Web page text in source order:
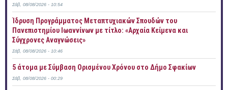
Σάβ, 08/08/2026 - 10:54
Ίδρυση Προγράμματος Μεταπτυχιακών Σπουδών του
Πανεπιστημίου Ιωαννίνων με τίτλο: «Αρχαία Κείμενα και
Σύγχρονες Αναγνώσεις»
Σάβ, 08/08/2026 - 10:46
5 άτομα με Σύμβαση Ορισμένου Χρόνου στο Δήμο Σφακίων
Σάβ, 08/08/2026 - 00:29